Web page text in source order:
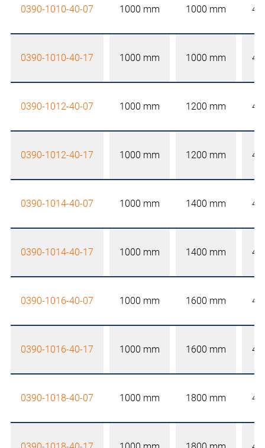
0390-1010-40-07 1000 mm 1000 mm
0390-1010-40-17 1000 mm 1000 mm
0390-1012-40-07 1000 mm 1200 mm
0390-1012-40-17 1000 mm 1200 mm
0390-1014-40-07 1000 mm 1400 mm
0390-1014-40-17 1000 mm 1400 mm
0390-1016-40-07 1000 mm 1600 mm
0390-1016-40-17 1000 mm 1600 mm
0390-1018-40-07 1000 mm 1800 mm